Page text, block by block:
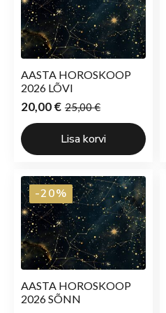
AASTA HOROSKOOP
2026 LÕVI
25,00€
Algne
hind
oli:
25,00 €.
20,00€
Current
price
is:
20,00 €.
Lisa korvi
-20%
AASTA HOROSKOOP
2026 SÕNN